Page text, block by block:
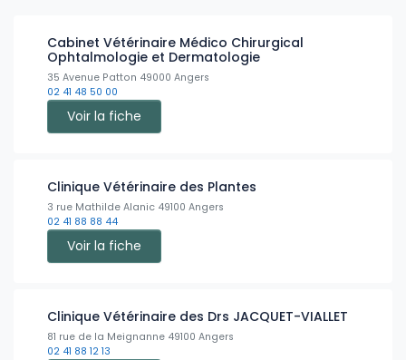
Cabinet Vétérinaire Médico Chirurgical
Ophtalmologie et Dermatologie
35 Avenue Patton 49000 Angers
02 41 48 50 00
Voir la fiche
Clinique Vétérinaire des Plantes
3 rue Mathilde Alanic 49100 Angers
02 41 88 88 44
Voir la fiche
Clinique Vétérinaire des Drs JACQUET-VIALLET
81 rue de la Meignanne 49100 Angers
02 41 88 12 13